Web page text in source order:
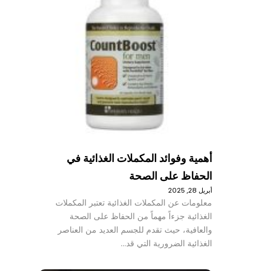
أهمية وفوائد المكملات الغذائية في
الحفاظ على الصحة
أبريل 28, 2025
معلومات عن المكملات الغذائية تعتبر المكملات
الغذائية جزءاً مهماً من الحفاظ على الصحة
والعافية، حيث تقدم للجسم العديد من العناصر
الغذائية الضرورية التي قد…